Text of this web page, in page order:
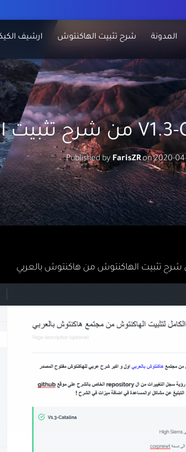
المدونة شرح تثبيت الهاكنتوش ارشيف
Published by FarisZRon2020-
شرح تثبيت الهاكنتوش من هاكنتوش بالعربي